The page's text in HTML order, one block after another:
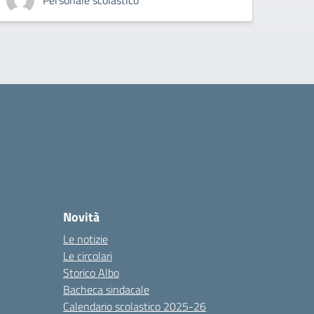
Novità
Le notizie
Le circolari
Storico Albo
Bacheca sindacale
Calendario scolastico 2025-26